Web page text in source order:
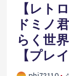
【レト
ドミノ
らく世
【プレ